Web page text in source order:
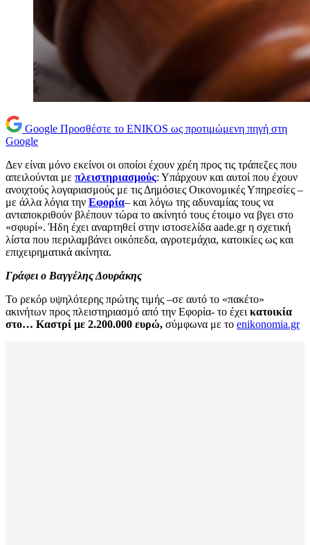
Google Προσθέστε το ENIKOS ως προτιμώμενη πηγή στη
Google
Δεν είναι μόνο εκείνοι οι οποίοι έχουν χρέη προς τις τράπεζες που
απειλούνται με πλειστηριασμούς: Υπάρχουν και αυτοί που έχουν
ανοιχτούς λογαριασμούς με τις Δημόσιες Οικονομικές Υπηρεσίες –
με άλλα λόγια την Εφορία– και λόγω της αδυναμίας τους να
ανταποκριθούν βλέπουν τώρα το ακίνητό τους έτοιμο να βγει στο
«σφυρί». Ήδη έχει αναρτηθεί στην ιστοσελίδα aade.gr η σχετική
λίστα που περιλαμβάνει οικόπεδα, αγροτεμάχια, κατοικίες ως και
επιχειρηματικά ακίνητα.
Γράφει ο Βαγγέλης Δουράκης
Το ρεκόρ υψηλότερης πρώτης τιμής –σε αυτό το «πακέτο»
ακινήτων προς πλειστηριασμό από την Εφορία- το έχει κατοικία
στο… Καστρί με 2.200.000 ευρώ, σύμφωνα με το enikonomia.gr